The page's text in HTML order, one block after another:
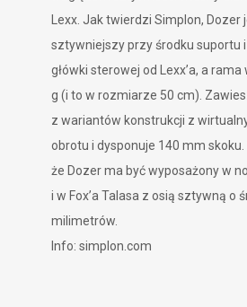
Lexx. Jak twierdzi Simplon, Dozer
sztywniejszy przy środku suportu i
główki sterowej od Lexx’a, a
g (i to w rozmiarze 50 cm).
z wariantów konstrukcji z
obrotu i dysponuje 140 mm
że Dozer ma być wyposażony w
i w Fox’a Talasa z osią sztywną o
milimetrów.
Info: simplon.com